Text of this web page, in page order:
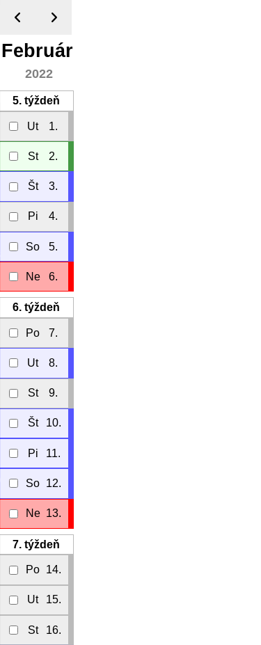
Február
2022
5. týždeň
Ut 1.
St 2.
Št 3.
Pi 4.
So 5.
Ne 6.
6. týždeň
Po 7.
Ut 8.
St 9.
Št 10.
Pi 11.
So 12.
Ne 13.
7. týždeň
Po 14.
Ut 15.
St 16.